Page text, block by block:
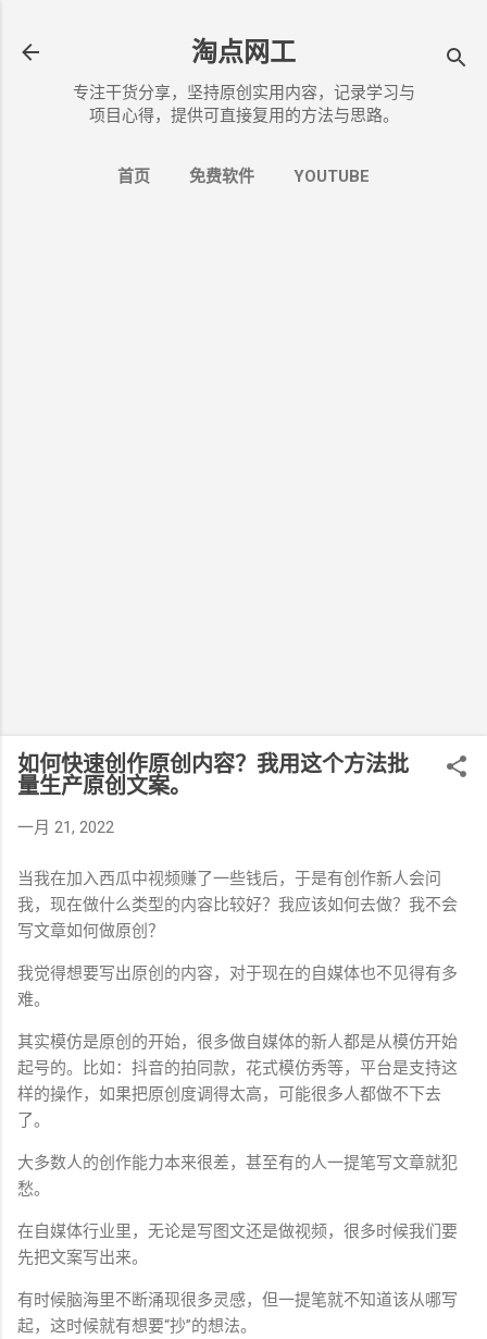
淘点网工
专注干货分享，坚持原创实用内容，记录学习与
项目心得，提供可直接复用的方法与思路。
首页 免费软件 YOUTUBE
如何快速创作原创内容？我用这个方法批
量生产原创文案。
一月 21, 2022
当我在加入西瓜中视频赚了一些钱后，于是有创作新人会问
我，现在做什么类型的内容比较好？我应该如何去做？我不会
写文章如何做原创？
我觉得想要写出原创的内容，对于现在的自媒体也不见得有多
难。
其实模仿是原创的开始，很多做自媒体的新人都是从模仿开始
起号的。比如：抖音的拍同款，花式模仿秀等，平台是支持这
样的操作，如果把原创度调得太高，可能很多人都做不下去
了。
大多数人的创作能力本来很差，甚至有的人一提笔写文章就犯
愁。
在自媒体行业里，无论是写图文还是做视频，很多时候我们要
先把文案写出来。
有时候脑海里不断涌现很多灵感，但一提笔就不知道该从哪写
起，这时候就有想要“抄”的想法。